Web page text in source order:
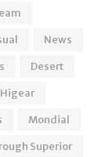
News
Desert
Higear
Mondial
Superior